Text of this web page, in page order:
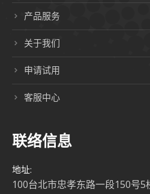
产品服务
关于我们
申请试用
客服中心
联络信息
地址:
100台北市忠孝东路一段150号5